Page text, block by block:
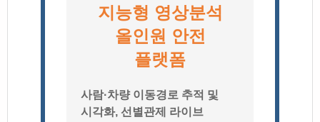
지능형 영상분석
올인원 안전
플랫폼
사람·차량 이동경로 추적 및
시각화, 선별관제 라이브